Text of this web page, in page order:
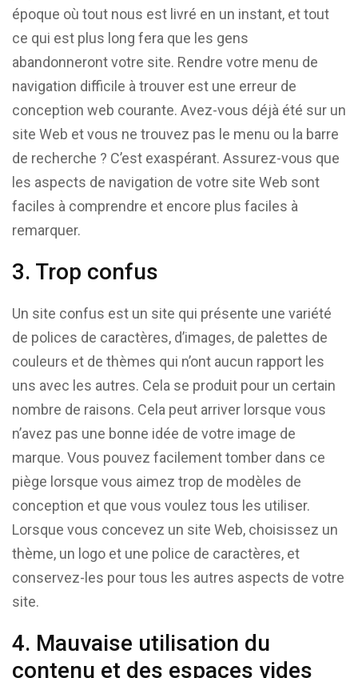
époque où tout nous est livré en un instant, et tout
ce qui est plus long fera que les gens
abandonneront votre site. Rendre votre menu de
navigation difficile à trouver est une erreur de
conception web courante. Avez-vous déjà été sur un
site Web et vous ne trouvez pas le menu ou la barre
de recherche ? C’est exaspérant. Assurez-vous que
les aspects de navigation de votre site Web sont
faciles à comprendre et encore plus faciles à
remarquer.
3. Trop confus
Un site confus est un site qui présente une variété
de polices de caractères, d’images, de palettes de
couleurs et de thèmes qui n’ont aucun rapport les
uns avec les autres. Cela se produit pour un certain
nombre de raisons. Cela peut arriver lorsque vous
n’avez pas une bonne idée de votre image de
marque. Vous pouvez facilement tomber dans ce
piège lorsque vous aimez trop de modèles de
conception et que vous voulez tous les utiliser.
Lorsque vous concevez un site Web, choisissez un
thème, un logo et une police de caractères, et
conservez-les pour tous les autres aspects de votre
site.
4. Mauvaise utilisation du
contenu et des espaces vides